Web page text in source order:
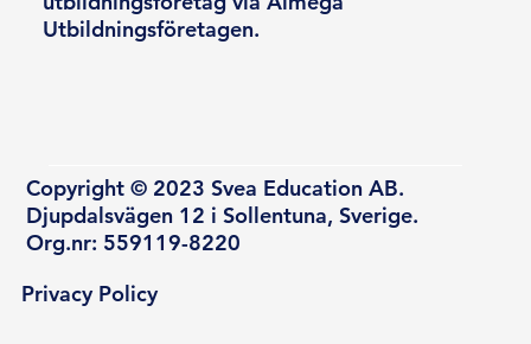
Utbildningsföretagen.
Copyright © 2023 Svea Education AB.
Djupdalsvägen 12 i Sollentuna, Sverige.
Org.nr: 559119-8220
Privacy Policy